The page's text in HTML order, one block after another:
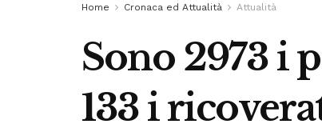
Home Cronaca ed Attualità Attualità
Sono 2973 i
133 i